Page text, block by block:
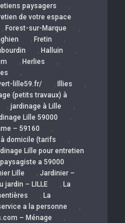
paysagers ,
de votre espace
, Forest-sur-Marque ,
, Fretin ,
, Halluin ,
, Herlies ,
,
lille59.fr/ , Illies ,
(petits travaux) à
, jardinage à Lille ,
Lille 59000 ,
– 59160 ,
domicile (tarifs ,
Lille pour entretien
a 59000
Lille , Jardinier –
jardin – LILLE
, La
, La
a la personne ,
– Ménage ,